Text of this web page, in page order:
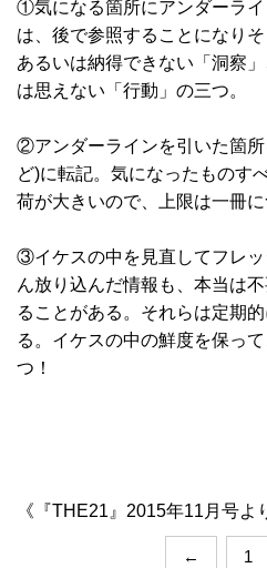
①気になる箇所にアンダーラ
は、後で参照することになり
あるいは納得できない「洞察
は思えない「行動」の三つ。
②アンダーラインを引いた箇
ど)に転記。気になったものす
荷が大きいので、上限は一冊に
③イケスの中を見直してフレ
ん放り込んだ情報も、本当は
ることがある。それらは定期
る。イケスの中の鮮度を保っ
つ！
《『THE21』2015年11月号よ
← 1